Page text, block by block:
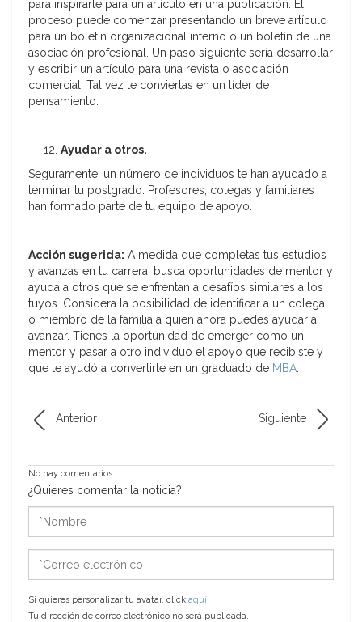
para inspirarte para un artículo en una publicación. El
proceso puede comenzar presentando un breve artículo
para un boletín organizacional interno o un boletín de una
asociación profesional. Un paso siguiente sería desarrollar
y escribir un artículo para una revista o asociación
comercial. Tal vez te conviertas en un líder de
pensamiento.
Ayudar a otros.
Seguramente, un número de individuos te han ayudado a
terminar tu postgrado. Profesores, colegas y familiares
han formado parte de tu equipo de apoyo.
Acción sugerida: A medida que completas tus estudios
y avanzas en tu carrera, busca oportunidades de mentor y
ayuda a otros que se enfrentan a desafíos similares a los
tuyos. Considera la posibilidad de identificar a un colega
o miembro de la familia a quien ahora puedes ayudar a
avanzar. Tienes la oportunidad de emerger como un
mentor y pasar a otro individuo el apoyo que recibiste y
que te ayudó a convertirte en un graduado de MBA
Anterior Siguiente
No hay comentarios
¿Quieres comentar la noticia?
electrónico
Si quieres personalizar tu avatar, click aquí.
Tu dirección de correo electrónico no será publicada.